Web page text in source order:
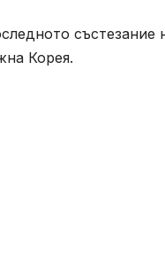
състезание
Корея.